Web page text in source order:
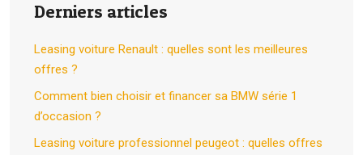
Derniers articles
Leasing voiture Renault : quelles sont les meilleures
offres ?
Comment bien choisir et financer sa BMW série 1
d’occasion ?
Leasing voiture professionnel peugeot : quelles offres